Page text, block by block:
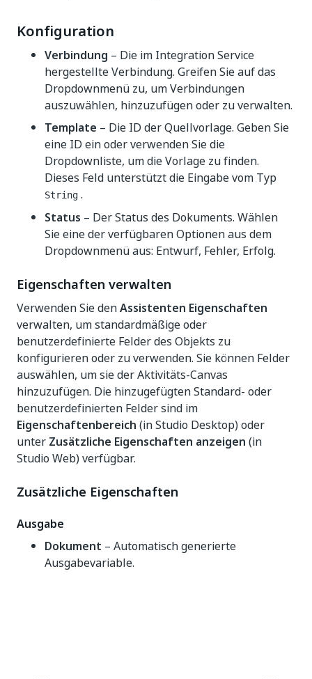
Konfiguration
Verbindung – Die im Integration Service
hergestellte Verbindung. Greifen Sie auf das
Dropdownmenü zu, um Verbindungen
auszuwählen, hinzuzufügen oder zu verwalten.
Template – Die ID der Quellvorlage. Geben Sie
eine ID ein oder verwenden Sie die
Dropdownliste, um die Vorlage zu finden.
Dieses Feld unterstützt die Eingabe vom Typ
String .
Status – Der Status des Dokuments. Wählen
Sie eine der verfügbaren Optionen aus dem
Dropdownmenü aus: Entwurf, Fehler, Erfolg.
Eigenschaften verwalten
Verwenden Sie denAssistenten Eigenschaften
verwalten, um standardmäßige oder
benutzerdefinierte Felder des Objekts zu
konfigurieren oder zu verwenden. Sie können Felder
auswählen, um sie der Aktivitäts-Canvas
hinzuzufügen. Die hinzugefügten Standard- oder
benutzerdefinierten Felder sind im
Eigenschaftenbereich (in Studio Desktop) oder
unter Zusätzliche Eigenschaften anzeigen (in
Studio Web) verfügbar.
Zusätzliche Eigenschaften
Ausgabe
Dokument – Automatisch generierte
Ausgabevariable.